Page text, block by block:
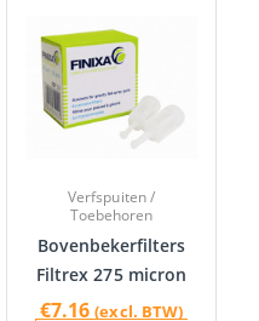
Verfspuiten /
Toebehoren
Bovenbekerfilters
Filtrex 275 micron
€7.16 (excl. BTW)